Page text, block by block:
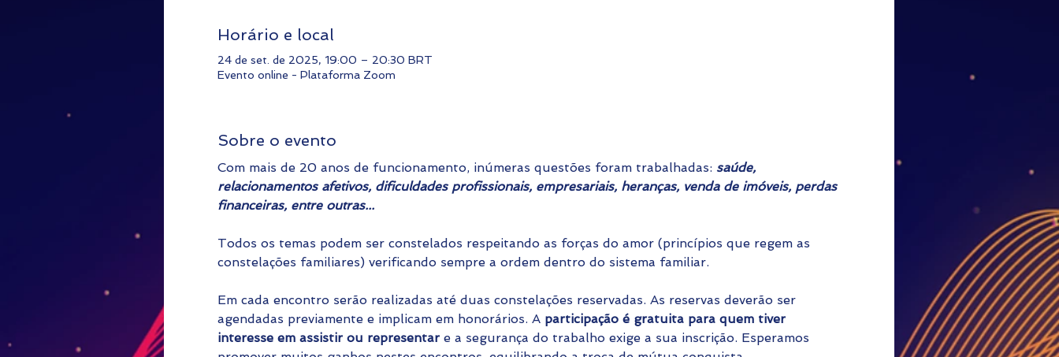
Horário e local
24 de set. de 2025, 19:00 – 20:30 BRT
Evento online - Plataforma Zoom
Sobre o evento
Com mais de 20 anos de funcionamento, inúmeras questões foram trabalhadas: saúde,
relacionamentos afetivos, dificuldades profissionais, empresariais, heranças, venda de imóveis, perdas
financeiras, entre outras...
Todos os temas podem ser constelados respeitando as forças do amor (princípios que regem as
constelações familiares) verificando sempre a ordem dentro do sistema familiar.
Em cada encontro serão realizadas até duas constelações reservadas. As reservas deverão ser
agendadas previamente e implicam em honorários. A participação é gratuita para quem tiver
interesse em assistir ou representar e a segurança do trabalho exige a sua inscrição. Esperamos